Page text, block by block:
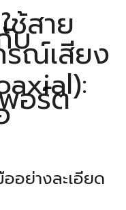
ช้สาย
บ
ณ์เสียง
อร์ต
อย่างละเอียด